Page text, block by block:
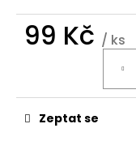
99 Kč / ks
Zeptat se
D
o